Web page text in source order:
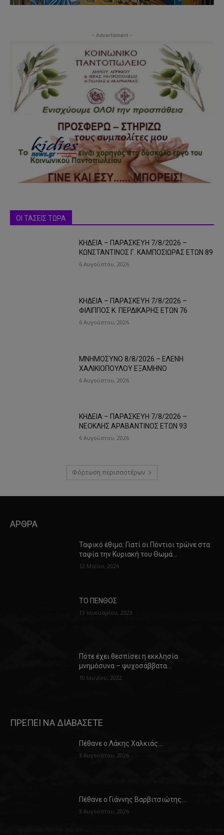
- Advertisment -
ΟΙ ΤΑΣΕΙΣ ΤΩΡΑ
ΚΗΔΕΙΑ – ΠΑΡΑΣΚΕΥΗ 7/8/2026 –
ΚΩΝΣΤΑΝΤΙΝΟΣ Γ. ΚΑΜΠΟΣΙΩΡΑΣ ΕΤΩΝ 89
6 Αυγούστου, 2026
ΚΗΔΕΙΑ – ΠΑΡΑΣΚΕΥΗ 7/8/2026 –
ΦΙΛΙΠΠΟΣ Κ. ΠΕΡΔΙΚΑΡΗΣ ΕΤΩΝ 76
6 Αυγούστου, 2026
ΜΝΗΜΟΣΥΝΟ 8/8/2026 – ΕΛΕΝΗ
ΧΑΛΙΚΙΟΠΟΥΛΟΥ ΕΞΑΜΗΝΟ
6 Αυγούστου, 2026
ΚΗΔΕΙΑ – ΠΑΡΑΣΚΕΥΗ 7/8/2026 –
ΝΕΟΚΛΗΣ ΑΡΑΒΑΝΤΙΝΟΣ ΕΤΩΝ 93
6 Αυγούστου, 2026
Φόρτωση περισσοτέρων
ΑΡΘΡΑ
Ταφικό έθιμο: Γιατί οι Πόντιοι τρώνε στα
ταφία την Κυριακή του Θωμά…
12 Μαΐου, 2024
ΤΟ ΠΕΝΘΟΣ
13 Ιανουαρίου, 2023
Πότε έχει θεσπίσει η εκκλησία
μνημόσυνα – ψυχοσάββατα…
10 Ιουνίου, 2022
ΠΡΕΠΕΙ ΝΑ ΔΙΑΒΑΣΕΤΕ
Πέθανε ο Λάκης Χαλκιάς…
3 Αυγούστου, 2026
Πέθανε ο Γιάννης Βαρβιτσιώτης…
3 Αυγούστου, 2026